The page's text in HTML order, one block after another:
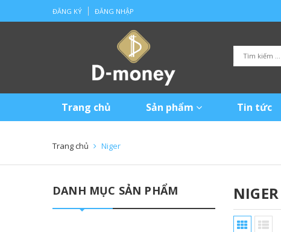
ĐĂNG KÝ ĐĂNG NHẬP
Trang chủ Sản phẩm Tin tức
Trang chủ Niger
NIGER
DANH MỤC SẢN PHẨM